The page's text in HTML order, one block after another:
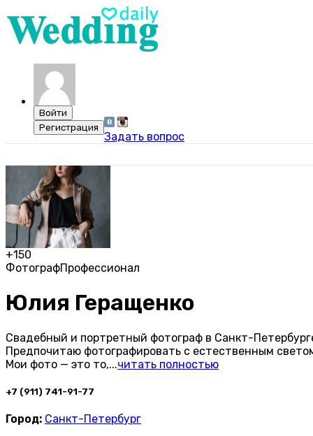
Задать вопрос
+150
ФотографПрофессионал
Юлия Геращенко
Свадебный и портретный фотограф в Санкт-
Предпочитаю фотографировать с естественным
Мои фото — это то,...читать полностью
+7 (911) 741-91-77
Город: Санкт-Петербург